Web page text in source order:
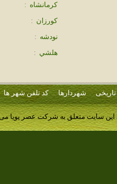
كرمانشاه :
كورزان :
نودشه :
هلشي :
شهردارها کد تلفن شهر ها
این سایت متعلق به شرکت عصر پویا